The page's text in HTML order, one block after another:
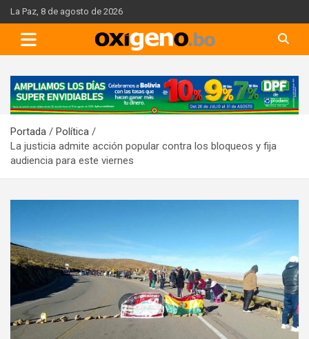
Skip
to
content
La Paz, 8 de agosto de 2026
A
d
e
r
t
m
e
t
:
Portada
Política
La justicia admite acción popular contra los bloqueos y fija
audiencia para este viernes